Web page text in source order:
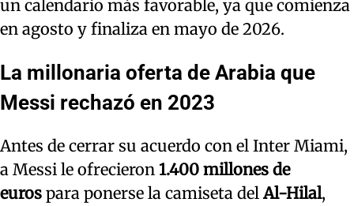
un calendario más favorable, ya que comienza
en agosto y finaliza en mayo de 2026.
La millonaria oferta de Arabia que
Messi rechazó en 2023
Antes de cerrar su acuerdo con el Inter Miami,
a Messi le ofrecieron 1.400 millones de
euros para ponerse la camiseta delAl-Hilal,